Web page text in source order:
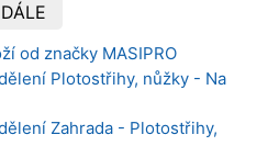
od značky MASIPRO
Plotostřihy, nůžky - Na
Zahrada - Plotostřihy,